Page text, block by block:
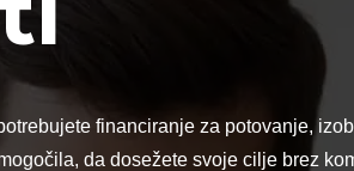
financiranje za potovanje,
da dosežete svoje cilje brez